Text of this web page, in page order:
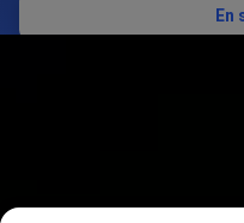
En